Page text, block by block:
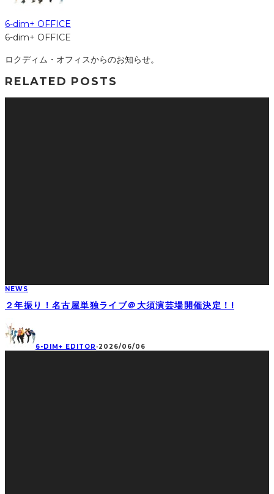
6-dim+ OFFICE
6-dim+ OFFICE
ロクディム・オフィスからのお知らせ。
RELATED POSTS
NEWS
２年振り！名古屋単独ライブ＠大須演芸場開催決定！!
6-DIM+ EDITOR ·2026/06/06